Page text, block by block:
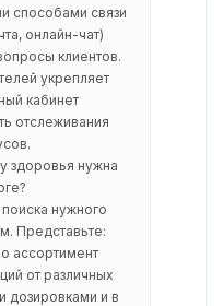
способами связи
онлайн-чат)
клиентов.
укрепляет
кабинет
отслеживания
здоровья нужна
нужного
Представьте:
ассортимент
от различных
дозировками и в